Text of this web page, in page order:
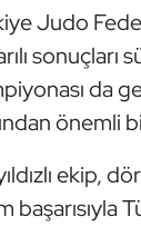
Judo
da
önemli
ekip,